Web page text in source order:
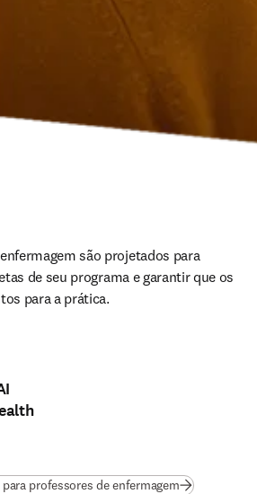
são projetados para
de seu programa e garantir que os
para a prática.
professores de enfermagem